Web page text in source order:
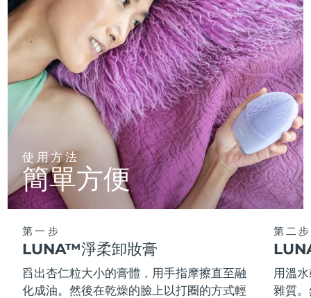
使用方法
簡單方便
第一步
LUNA™淨柔卸妝膏
舀出杏仁粒大小的膏體，用手指摩擦直至融
化成油。然後在乾燥的臉上以打圈的方式輕
第二步
用溫
雜質